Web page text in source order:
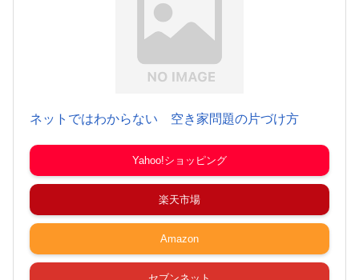
ネットではわからない 空き家問題の片づけ方
Yahoo!ショッピング
楽天市場
Amazon